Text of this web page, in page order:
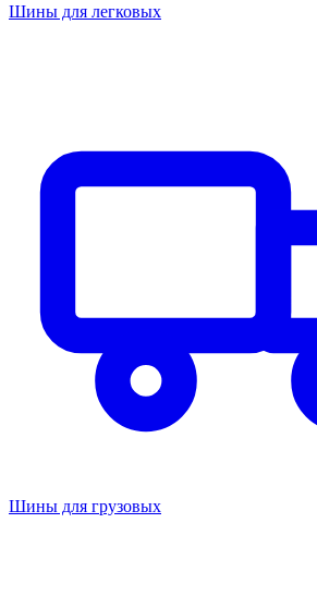
Шины для легковых
Шины для грузовых